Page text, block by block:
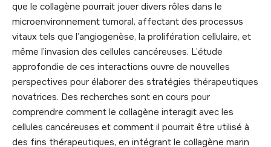
que le collagène pourrait jouer divers rôles dans le
microenvironnement tumoral, affectant des processus
vitaux tels que l’angiogenèse, la prolifération cellulaire, et
même l’invasion des cellules cancéreuses. L’étude
approfondie de ces interactions ouvre de nouvelles
perspectives pour élaborer des stratégies thérapeutiques
novatrices. Des recherches sont en cours pour
comprendre comment le collagène interagit avec les
cellules cancéreuses et comment il pourrait être utilisé à
des fins thérapeutiques, en intégrant le collagène marin